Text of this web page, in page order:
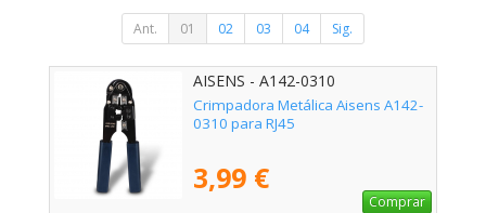
Ant. 01 02 03 04 Sig.
AISENS - A142-0310
Crimpadora Metálica Aisens A142-
0310 para RJ45
3,99 €
Comprar